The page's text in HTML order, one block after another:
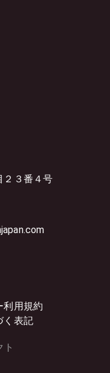
２３番４号
利用規約
く表記